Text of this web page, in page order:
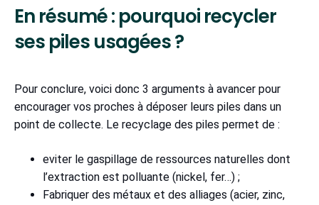
En résumé : pourquoi recycler
ses piles usagées ?
Pour conclure, voici donc 3 arguments à avancer pour
encourager vos proches à déposer leurs piles dans un
point de collecte. Le recyclage des piles permet de :
eviter le gaspillage de ressources naturelles dont
l’extraction est polluante (nickel, fer…) ;
Fabriquer des métaux et des alliages (acier, zinc,